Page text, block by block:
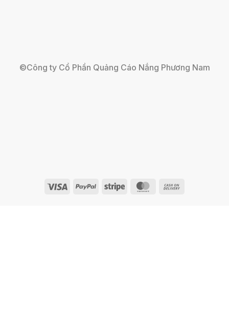
©Công ty Cổ Phần Quảng Cáo Nắng Phương Nam